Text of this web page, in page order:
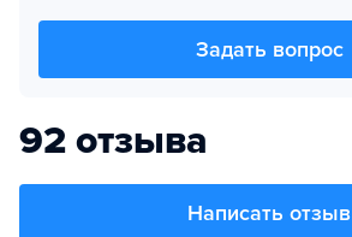
Задать вопрос
92 отзыва
Написать отзыв